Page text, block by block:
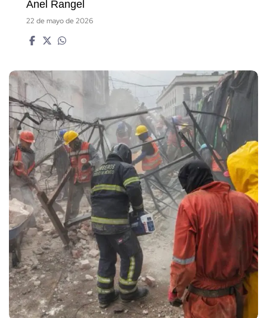
Anel Rangel
22 de mayo de 2026